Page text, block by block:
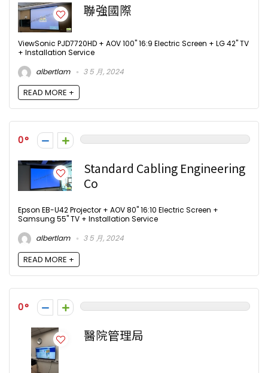
聯強國際
ViewSonic PJD7720HD + AOV 100" 16:9 Electric Screen + LG 42" TV
+ Installation Service
albertlam
3 5 月, 2024
READ MORE +
0
Standard Cabling Engineering
Co
Epson EB-U42 Projector + AOV 80" 16:10 Electric Screen +
Samsung 55" TV + Installation Service
albertlam
3 5 月, 2024
READ MORE +
0
醫院管理局